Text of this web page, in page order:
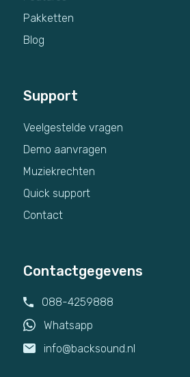
Pakketten
Blog
Support
Veelgestelde vragen
Demo aanvragen
Muziekrechten
Quick support
Contact
Contactgegevens
088-4259888
Whatsapp
info@backsound.nl